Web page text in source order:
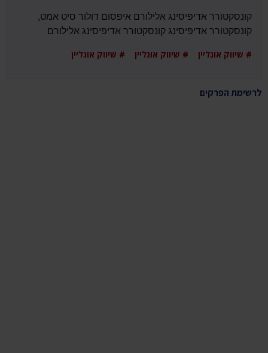
קונסקטורר אדיפיסינג אלילורם איפסום דולור סיט אמט,
קונסקטורר אדיפיסינג קונסקטורר אדיפיסינג אלילורם
# שיווק אונליין # שיווק אונליין # שיווק אונליין
לרשימת הפרקים